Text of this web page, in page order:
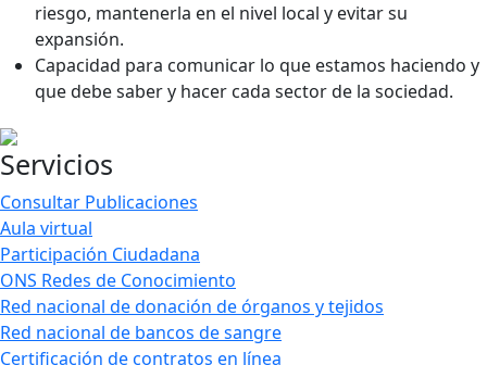
riesgo, mantenerla en el nivel local y evitar su
expansión.
Capacidad para comunicar lo que estamos haciendo y
que debe saber y hacer cada sector de la sociedad.
Servicios
Consultar Publicaciones
Aula virtual
Participación Ciudadana
ONS Redes de Conocimiento
Red nacional de donación de órganos y tejidos
Red nacional de bancos de sangre
Certificación de contratos en línea